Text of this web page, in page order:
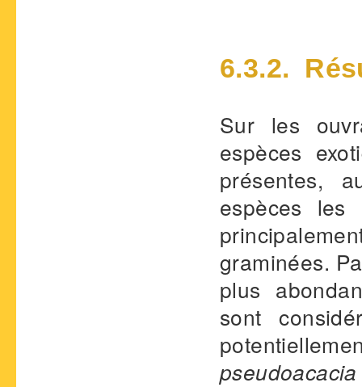
6.3.2.
Sur les
espèces
présentes,
espèces les
graminées.
plus
sont